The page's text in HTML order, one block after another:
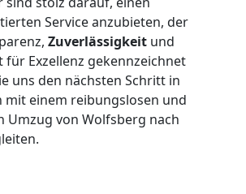
Service anzubieten, der
Zuverlässigkeit und
für Exzellenz gekennzeichnet
uns den nächsten Schritt in
mit einem reibungslosen und
Umzug von Wolfsberg nach